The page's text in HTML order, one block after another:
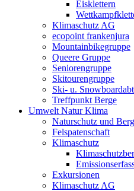
Eisklettern
Klimaschutz AG
ecopoint frankenjura
Mountainbikegruppe
Queere Gruppe
Seniorengruppe
Skitourengruppe
Ski- u.
Treffpunkt Berge
Umwelt Natur Klima
Naturschutz und
Felspatenschaft
Klimaschutz
Exkursionen
Klimaschutz AG